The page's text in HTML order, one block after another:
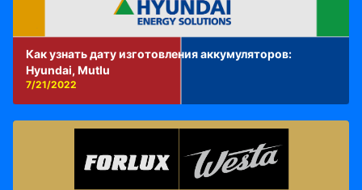
Как узнать дату изготовления аккумуляторов:
Hyundai, Mutlu
7/21/2022